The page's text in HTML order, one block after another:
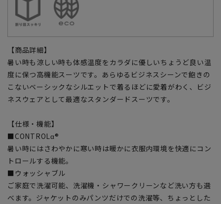
【商品詳細】
暑い時も涼しい時も体感温度をカラダに優しいちょうど良い温
度に保つ高機能スーツです。あらゆるビジネスシーンで飽きの
こないベーシックなシルエットで着るほどに愛着がわく、ビジ
ネスウェアとして最適なスタンダードスーツです。
【仕様・機能】
■CONTROLα®
暑い時にはさわやかに寒い時は暖かに衣服内環境を快適にコン
トロールする機能。
■ウォッシャブル
ご家庭で洗濯可能、洗濯機・シャワークリーンなど洗い方も選
べます。ジャケットのみパンツだけでの洗濯等、ちょっとした